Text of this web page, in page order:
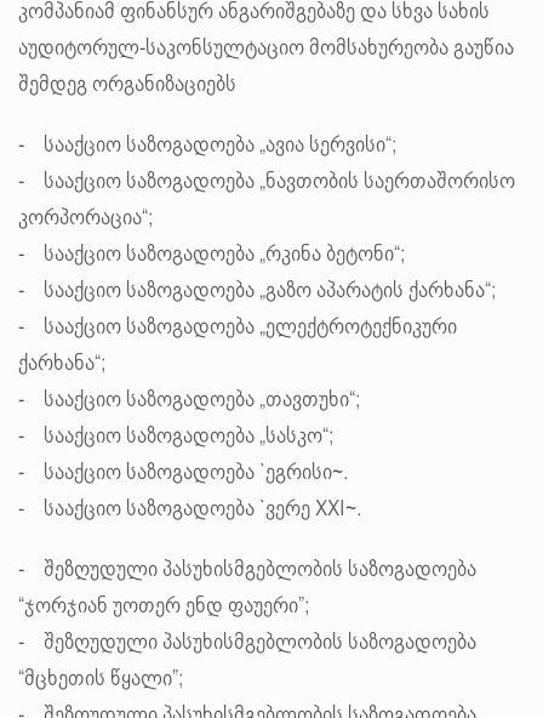
კომპანიამ ფინანსურ ანგარიშგებაზე და სხვა სახის
აუდიტორულ-საკონსულტაციო მომსახურეობა გაუწია
შემდეგ ორგანიზაციებს
- სააქციო საზოგადოება „ავია სერვისი“;
- სააქციო საზოგადოება „ნავთობის საერთაშორისო
კორპორაცია“;
- სააქციო საზოგადოება „რკინა ბეტონი“;
- სააქციო საზოგადოება „გაზო აპარატის ქარხანა“;
- სააქციო საზოგადოება „ელექტროტექნიკური
ქარხანა“;
- სააქციო საზოგადოება „თავთუხი“;
- სააქციო საზოგადოება „სასკო“;
- სააქციო საზოგადოება `ეგრისი~.
- სააქციო საზოგადოება `ვერე XXI~.
- შეზღუდული პასუხისმგებლობის საზოგადოება
“ჯორჯიან უოთერ ენდ ფაუერი”;
- შეზღუდული პასუხისმგებლობის საზოგადოება
“მცხეთის წყალი”;